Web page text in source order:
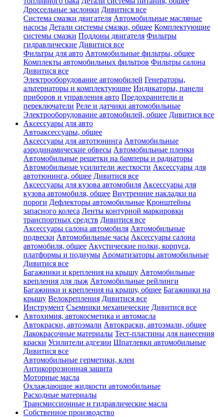
Дроссельные заслонки Дивитися все
Система смазки двигателя Автомобильные масляные
насосы Детали системы смазки, общее Комплектующие
системы смазки Поддоны двигателя Фильтры
гидравлические Дивитися все
Фильтры для авто Автомобильные фильтры, общее
Комплекты автомобильных фильтров Фильтры салона
Дивитися все
Электрооборудование автомобилей Генераторы,
альтернаторы и комплектующие Индикаторы, панели
приборов и управления авто Предохранители и
переключатели Реле и датчики автомобильные
Электрооборудование автомобилей, общее Дивитися все
Аксессуары для авто
Автоаксессуары, общее
Аксессуары для автотюнинга Автомобильные
аэродинамические обвесы Автомобильные пленки
Автомобильные решетки на бамперы и радиаторы
Автомобильные усилители жесткости Аксессуары для
автотюнинга, общее Дивитися все
Аксессуары для кузова автомобиля Аксессуары для
кузова автомобиля, общее Внутренние накладки на
пороги Дефлекторы автомобильные Кронштейны
запасного колеса Ленты контурной маркировки
транспортных средств Дивитися все
Аксессуары салона автомобиля Автомобильные
подвески Автомобильные часы Аксессуары салона
автомобиля, общее Акустические полки, корпуса,
платформы и подиумы Ароматизаторы автомобильные
Дивитися все
Багажники и крепления на крышу Автомобильные
крепления для лыж Автомобильные рейлинги
Багажники и крепления на крышу, общее Багажники на
крышу Велокрепления Дивитися все
Инструмент Съемники механические Дивитися все
Автохимия, автокосметика и автомасла
Автокраски, автоэмали Автокраски, автоэмали, общее
Лакокрасочные материалы Тест-пластины для нанесения
краски Усилители адгезии Шпатлевки автомобильные
Дивитися все
Автомобильные герметики, клеи
Антикоррозионная защита
Моторные масла
Охлаждающие жидкости автомобильные
Расходные материалы
Трансмиссионные и гидравлические масла
Собственное производство